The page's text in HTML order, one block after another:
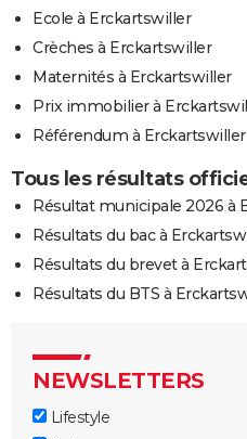
Ecole à Erckartswiller
Crèches à Erckartswiller
Maternités à Erckartswiller
Prix immobilier à
Référendum à Erckartswiller
Tous les résultats
Résultat municipale 2026 à
Résultats du bac à
Résultats du brevet à
Résultats du BTS à
NEWSLETTERS
Lifestyle